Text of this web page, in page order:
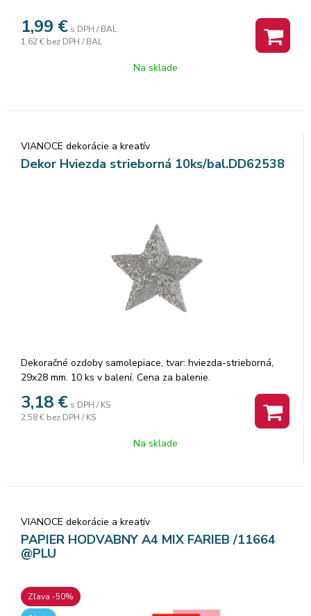
1,99 € s DPH / BAL
1,62 € bez DPH / BAL
Na sklade
VIANOCE dekorácie a kreatív
Dekor Hviezda strieborná 10ks/bal.DD62538
Dekoračné ozdoby samolepiace, tvar: hviezda-strieborná,
29x28 mm. 10 ks v balení. Cena za balenie.
3,18 € s DPH / KS
2,58 € bez DPH / KS
Na sklade
VIANOCE dekorácie a kreatív
PAPIER HODVABNY A4 MIX FARIEB /11664
@PLU
Zľava -50%